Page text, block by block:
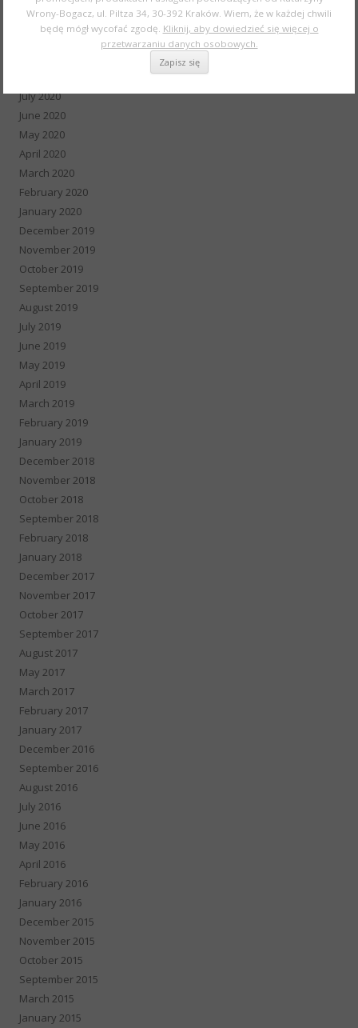
November 2020
October 2020
July 2020
June 2020
May 2020
April 2020
March 2020
February 2020
January 2020
December 2019
November 2019
October 2019
September 2019
August 2019
July 2019
June 2019
May 2019
April 2019
March 2019
February 2019
January 2019
December 2018
November 2018
October 2018
September 2018
February 2018
January 2018
December 2017
November 2017
October 2017
September 2017
August 2017
May 2017
March 2017
February 2017
January 2017
December 2016
September 2016
August 2016
July 2016
June 2016
May 2016
April 2016
February 2016
January 2016
December 2015
November 2015
October 2015
September 2015
March 2015
January 2015
Wrony-Bogacz, ul. Piltza 34, 30-392 Kraków. Wiem, że w każdej chwili
będę mógł wycofać zgodę. Kliknij, aby dowiedzieć się więcej o
przetwarzaniu danych osobowych.